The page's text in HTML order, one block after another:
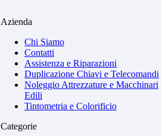
Azienda
Chi Siamo
Contatti
Assistenza e Riparazioni
Duplicazione Chiavi e Telecomandi
Noleggio Attrezzature e Macchinari
Edili
Tintometria e Colorificio
Categorie